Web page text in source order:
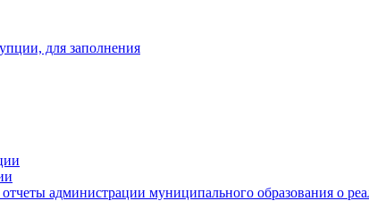
для заполнения
администрации муниципального образования о